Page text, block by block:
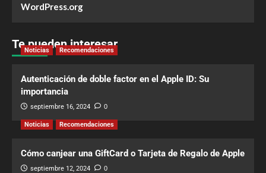
WordPress.org
Te pueden interesar
Noticias Recomendaciones
Autenticación de doble factor en el Apple ID: Su
importancia
septiembre 16, 2024 0
Noticias Recomendaciones
Cómo canjear una GiftCard o Tarjeta de Regalo de Apple
septiembre 12, 2024 0